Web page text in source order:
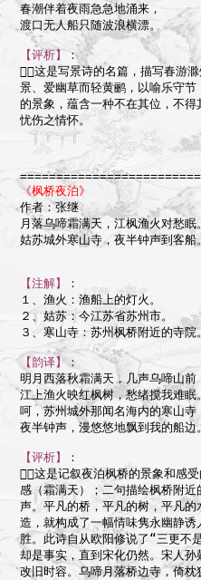
春潮伴着夜雨急急地涌来，
渡口无人船只随波浪横漂。
【评析】 ：
这是写景诗的名篇，描写春游
景、爱幽草而轻黄鹂，以喻乐守
的景象，蕴含一种不在其位，不
忧伤之情怀。
《枫桥夜泊》
作者：张继
月落乌啼霜满天，江枫渔火对愁眠
姑苏城外寒山寺，夜半钟声到客船
【注解】
：
１、渔火：渔船上的灯火。
２、姑苏：今江苏省苏州市。
３、寒山寺：苏州枫桥附近的寺院
【韵译】 ：
明月西落秋霜满天，几声乌啼山前
江上渔火映红枫树，愁绪搅我难眠
呵，苏州城外那闻名海内的寒山寺
夜半钟声，漫悠悠地飘到我的船边
【评析】
：
这是记叙夜泊枫桥的景象和感
感（霜满天）；二句描绘枫桥附
声。平凡的桥，平凡的树，平凡
造，就构成了一幅情味隽永幽静
胜。此诗自从欧阳修说了“三更不
却是事实，直到宋化仍然。宋人
改旧时容。乌啼月落桥边寺，倚